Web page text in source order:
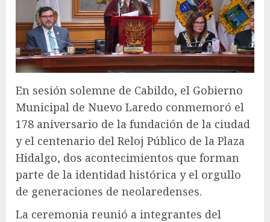
En sesión solemne de Cabildo, el Gobierno
Municipal de Nuevo Laredo conmemoró el
178 aniversario de la fundación de la ciudad
y el centenario del Reloj Público de la Plaza
Hidalgo, dos acontecimientos que forman
parte de la identidad histórica y el orgullo
de generaciones de neolaredenses.
La ceremonia reunió a integrantes del